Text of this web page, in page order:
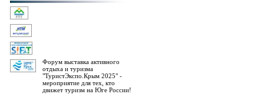
Форум выставка активного
отдыха и туризма
"ТуристЭкспо.Крым 2025" -
мероприятие для тех, кто
движет туризм на Юге России!